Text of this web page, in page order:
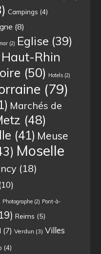
Campings (4)
(8)
(2) Eglise (39)
Haut-Rhin
(50) Hotels (2)
(79)
Marchés de
(48)
(41) Meuse
Moselle
(18)
Photographe (2) Pont-à-
Reims (5)
(7) Verdun (3) Villes
(4)